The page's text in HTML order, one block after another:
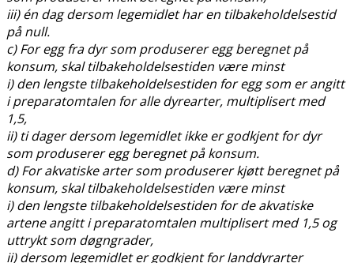
iii) én dag dersom legemidlet har en tilbakeholdelsestid
på null.
c) For egg fra dyr som produserer egg beregnet på
konsum, skal tilbakeholdelsestiden være minst
i) den lengste tilbakeholdelsestiden for egg som er angitt
i preparatomtalen for alle dyrearter, multiplisert med
1,5,
ii) ti dager dersom legemidlet ikke er godkjent for dyr
som produserer egg beregnet på konsum.
d) For akvatiske arter som produserer kjøtt beregnet på
konsum, skal tilbakeholdelsestiden være minst
i) den lengste tilbakeholdelsestiden for de akvatiske
artene angitt i preparatomtalen multiplisert med 1,5 og
uttrykt som døgngrader,
ii) dersom legemidlet er godkjent for landdyrarter